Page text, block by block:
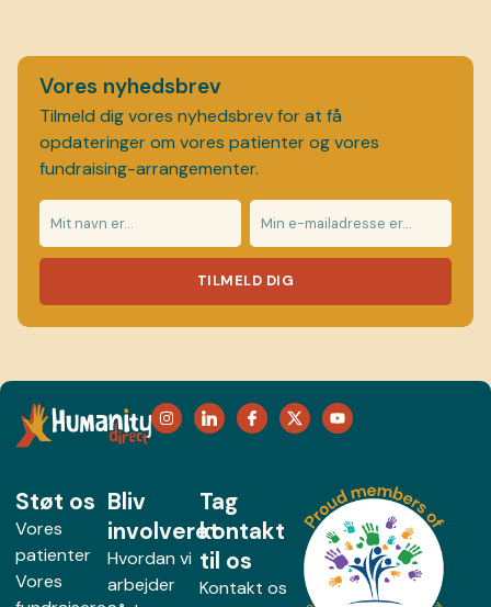
Vores nyhedsbrev
Tilmeld dig vores nyhedsbrev for at få
opdateringer om vores patienter og vores
fundraising-arrangementer.
TILMELD DIG
Støt os
Vores
patienter
Vores
Bliv
involveret
Hvordan vi
arbejder
Tag
kontakt
til os
Kontakt os